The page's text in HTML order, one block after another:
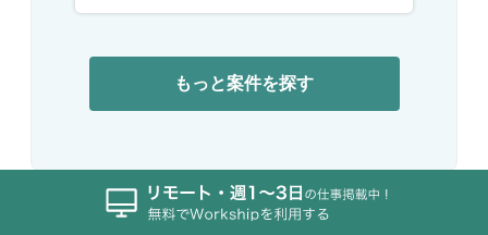
もっと案件を探す